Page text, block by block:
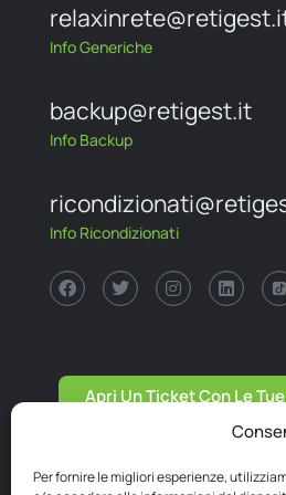
Per fornire le migliori esperienze,
Info Generiche
backup@retigest.it
Info Backup
Info Ricondizionati
Apri Un Ticket Con Le